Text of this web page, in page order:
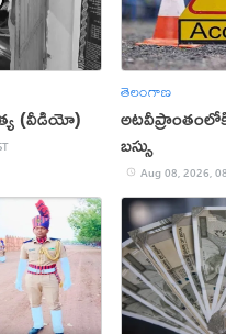
(వీడియో)
తెలంగాణ
అటవీప్రాంతంలోకి
బస్సు
Aug 08, 2026,